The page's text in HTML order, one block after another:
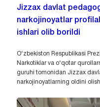
Jizzax davlat
narkojinoyatlar
ishlari olib borildi
O‘zbekiston Respublikasi
Narkotiklar va o‘qotar
guruhi tomonidan Jizzax
narkojinoyatlarning oldini